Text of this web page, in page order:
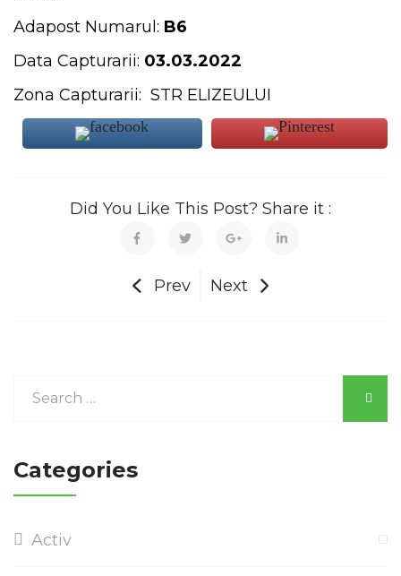
Adapost Numarul: B6
Data Capturarii: 03.03.2022
Zona Capturarii: STR ELIZEULUI
Did You Like This Post? Share it :
Prev Next
Categories
Activ